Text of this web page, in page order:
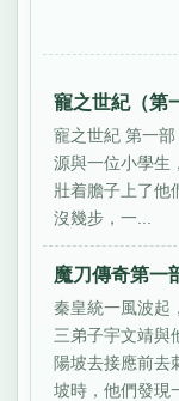
寵之世紀（第
寵之世紀 第一
源與一位小學生
壯着膽子上了他
沒幾步，一...
魔刀傳奇第一
秦皇統一風波起
三弟子宇文靖與
陽坡去接應前去
坡時，他們發現